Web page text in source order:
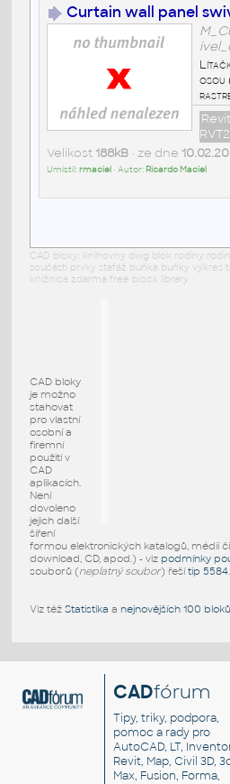
Curtain wall panel
osou
Velikost 188kB• ze dne
Umístil:rmaciel • Autor: Ricardo Maciel
CAD bloky: knihovny dwg blok rodiny
součásti prvky stafáž buňka buňky výkres
knižnica zdarma free block library
CAD bloky
je možno
stahovat
pro vlastní
osobní a
firemní
použití v
CAD
aplikacích.
Není
dovoleno
jejich další
šíření
formou elektronických katalogů, médií
download, CD, apod.) - viz podmínky
souborů (neplatný soubor) řešítip 5584.
Viz též Statistika a nejnovějších 100 bloků
CADfórum
Tipy, triky, podpora,
pomoc a rady pro
AutoCAD, LT,
Revit, Map, Civil 3D,
Max, Fusion, Forma,